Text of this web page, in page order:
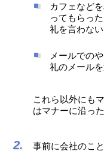
カフェなど
ってもらっ
礼を言わない
メールでの
礼のメール
これら以外にも
はマナーに沿っ
事前に会社のこ